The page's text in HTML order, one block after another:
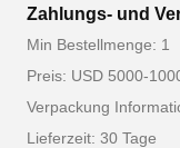
Zahlungs- und
Min Bestellmenge: 1
Preis: USD 5000-
Verpackung
Lieferzeit: 30 Tage